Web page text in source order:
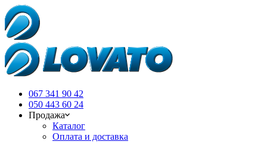
067 341 90 42
050 443 60 24
Продажа
Каталог
Оплата и доставка